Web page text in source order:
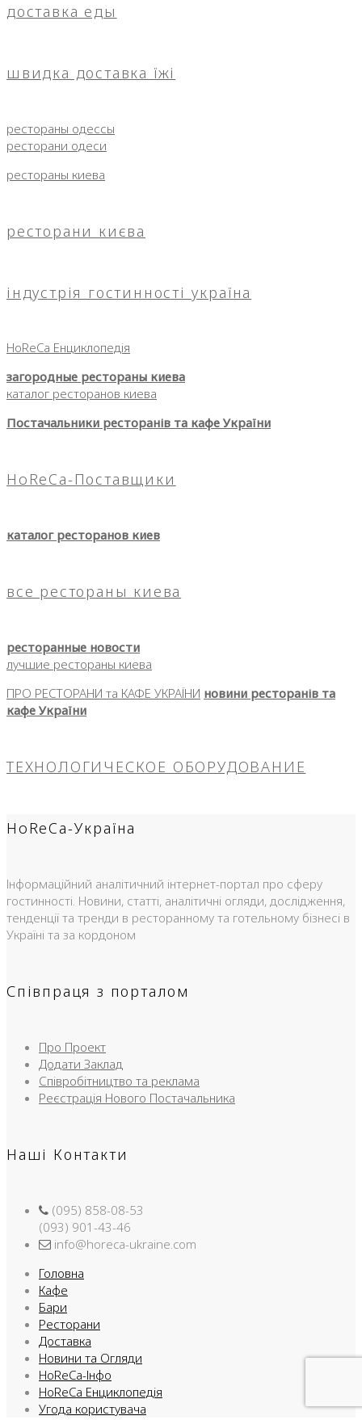
доставка еды
швидка доставка їжі
рестораны одессы
ресторани одеси
рестораны киева
ресторани києва
індустрія гостинності україна
HoReCa Енциклопедія
загородные рестораны киева
каталог ресторанов киева
Постачальники ресторанів та кафе України
HoReCa-Поставщики
каталог ресторанов киев
все рестораны киева
ресторанные новости
лучшие рестораны киева
ПРО РЕСТОРАНИ та КАФЕ УКРАЇНИ новини ресторанів та
кафе України
ТЕХНОЛОГИЧЕСКОЕ ОБОРУДОВАНИЕ
HoReCa-Україна
Інформаційний аналітичний інтернет-портал про сферу
гостинності. Новини, статті, аналітичні огляди, дослідження,
тенденції та тренди в ресторанному та готельному бізнесі в
Україні та за кордоном
Співпраця з порталом
Про Проект
Додати Заклад
Співробітництво та реклама
Реєстрація Нового Постачальника
Наші Контакти
(095) 858-08-53
(093) 901-43-46
info@horeca-ukraine.com
Головна
Кафе
Бари
Ресторани
Доставка
Новини та Огляди
HoReCa-Інфо
HoReCa Енциклопедія
Угода користувача